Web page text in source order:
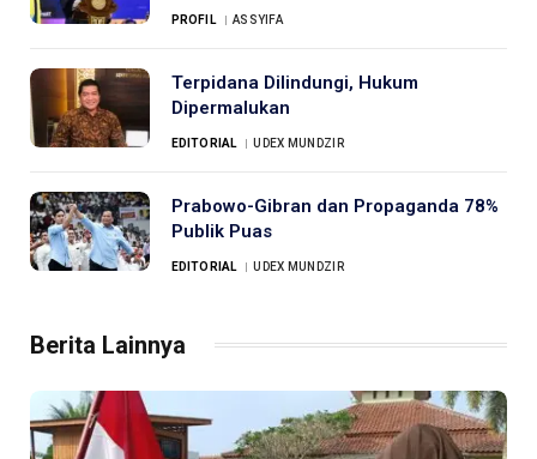
PROFIL ASSYIFA
Terpidana Dilindungi, Hukum
Dipermalukan
EDITORIAL UDEX MUNDZIR
Prabowo-Gibran dan Propaganda 78%
Publik Puas
EDITORIAL UDEX MUNDZIR
Berita Lainnya